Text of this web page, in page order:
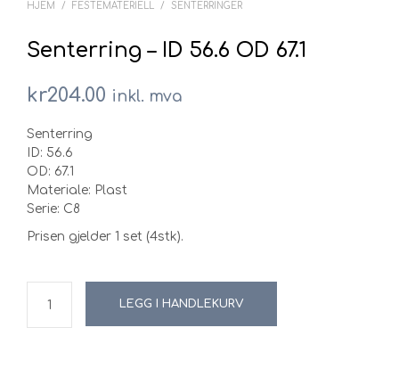
HJEM / FESTEMATERIELL / SENTERRINGER
Senterring – ID 56.6 OD 67.1
kr204.00 inkl. mva
Senterring
ID: 56.6
OD: 67.1
Materiale: Plast
Serie: C8
Prisen gjelder 1 set (4stk).
LEGG I HANDLEKURV